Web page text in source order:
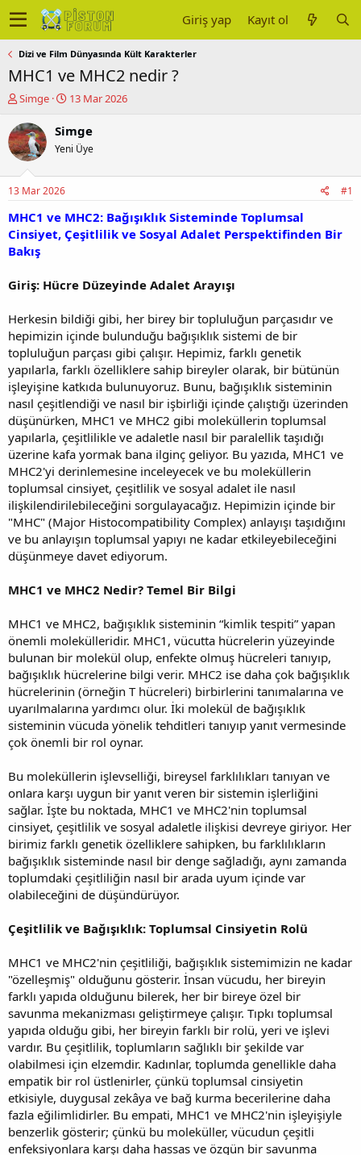
Giriş yap Kayıt ol
Dizi ve Film Dünyasında Kült Karakterler
MHC1 ve MHC2 nedir ?
K
n
u
y
b
a
ş
l
a
t
n
Simge
B
ş
a
ç
t
a
h
13 Mar 2026
Simge
Yeni Üye
13 Mar 2026 #1
MHC1 ve MHC2: Bağışıklık Sisteminde Toplumsal
Cinsiyet, Çeşitlilik ve Sosyal Adalet Perspektifinden Bir
Bakış
Giriş: Hücre Düzeyinde Adalet Arayışı
Herkesin bildiği gibi, her birey bir topluluğun parçasıdır ve
hepimizin içinde bulunduğu bağışıklık sistemi de bir
topluluğun parçası gibi çalışır. Hepimiz, farklı genetik
yapılarla, farklı özelliklere sahip bireyler olarak, bir bütünün
işleyişine katkıda bulunuyoruz. Bunu, bağışıklık sisteminin
nasıl çeşitlendiği ve nasıl bir işbirliği içinde çalıştığı üzerinden
düşünürken, MHC1 ve MHC2 gibi moleküllerin toplumsal
yapılarla, çeşitlilikle ve adaletle nasıl bir paralellik taşıdığı
üzerine kafa yormak bana ilginç geliyor. Bu yazıda, MHC1 ve
MHC2'yi derinlemesine inceleyecek ve bu moleküllerin
toplumsal cinsiyet, çeşitlilik ve sosyal adalet ile nasıl
ilişkilendirilebileceğini sorgulayacağız. Hepimizin içinde bir
"MHC" (Major Histocompatibility Complex) anlayışı taşıdığını
ve bu anlayışın toplumsal yapıyı ne kadar etkileyebileceğini
düşünmeye davet ediyorum.
MHC1 ve MHC2 Nedir? Temel Bir Bilgi
MHC1 ve MHC2, bağışıklık sisteminin “kimlik tespiti” yapan
önemli molekülleridir. MHC1, vücutta hücrelerin yüzeyinde
bulunan bir molekül olup, enfekte olmuş hücreleri tanıyıp,
bağışıklık hücrelerine bilgi verir. MHC2 ise daha çok bağışıklık
hücrelerinin (örneğin T hücreleri) birbirlerini tanımalarına ve
uyarılmalarına yardımcı olur. İki molekül de bağışıklık
sisteminin vücuda yönelik tehditleri tanıyıp yanıt vermesinde
çok önemli bir rol oynar.
Bu moleküllerin işlevselliği, bireysel farklılıkları tanıyan ve
onlara karşı uygun bir yanıt veren bir sistemin işlerliğini
sağlar. İşte bu noktada, MHC1 ve MHC2'nin toplumsal
cinsiyet, çeşitlilik ve sosyal adaletle ilişkisi devreye giriyor. Her
birimiz farklı genetik özelliklere sahipken, bu farklılıkların
bağışıklık sisteminde nasıl bir denge sağladığı, aynı zamanda
toplumdaki çeşitliliğin nasıl bir arada uyum içinde var
olabileceğini de düşündürüyor.
Çeşitlilik ve Bağışıklık: Toplumsal Cinsiyetin Rolü
MHC1 ve MHC2'nin çeşitliliği, bağışıklık sistemimizin ne kadar
"özelleşmiş" olduğunu gösterir. İnsan vücudu, her bireyin
farklı yapıda olduğunu bilerek, her bir bireye özel bir
savunma mekanizması geliştirmeye çalışır. Tıpkı toplumsal
yapıda olduğu gibi, her bireyin farklı bir rolü, yeri ve işlevi
vardır. Bu çeşitlilik, toplumların sağlıklı bir şekilde var
olabilmesi için elzemdir. Kadınlar, toplumda genellikle daha
empatik bir rol üstlenirler, çünkü toplumsal cinsiyetin
etkisiyle, duygusal zekâya ve bağ kurma becerilerine daha
fazla eğilimlidirler. Bu empati, MHC1 ve MHC2'nin işleyişiyle
benzerlik gösterir; çünkü bu moleküller, vücudun çeşitli
enfeksiyonlara karşı daha hassas ve özgün bir savunma